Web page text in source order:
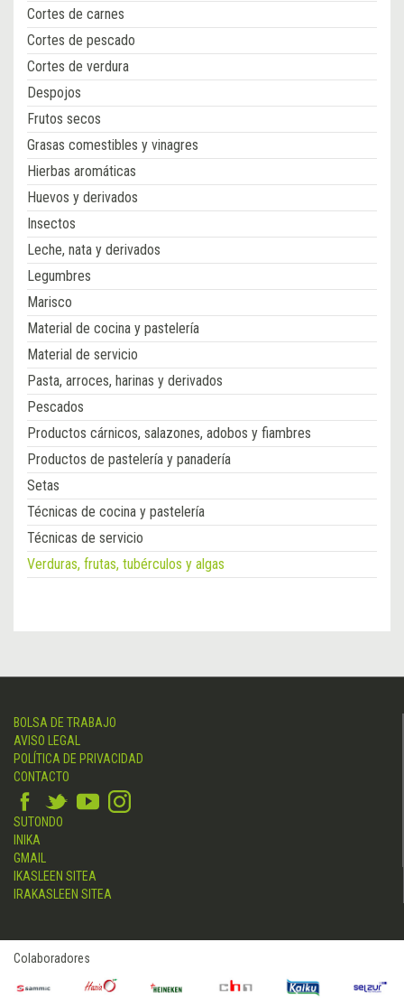
Cortes de carnes
Cortes de pescado
Cortes de verdura
Despojos
Frutos secos
Grasas comestibles y vinagres
Hierbas aromáticas
Huevos y derivados
Insectos
Leche, nata y derivados
Legumbres
Marisco
Material de cocina y pastelería
Material de servicio
Pasta, arroces, harinas y derivados
Pescados
Productos cárnicos, salazones, adobos y fiambres
Productos de pastelería y panadería
Setas
Técnicas de cocina y pastelería
Técnicas de servicio
Verduras, frutas, tubérculos y algas
BOLSA DE TRABAJO
AVISO LEGAL
POLÍTICA DE PRIVACIDAD
CONTACTO
SUTONDO
INIKA
GMAIL
IKASLEEN SITEA
IRAKASLEEN SITEA
Colaboradores